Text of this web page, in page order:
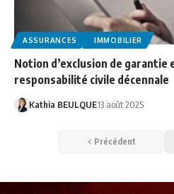
ASSURANCES IMMOBILIER
Notion d’exclusion de garantie
responsabilité civile décennale
Kathia BEULQUE13 août 2025
Précédent